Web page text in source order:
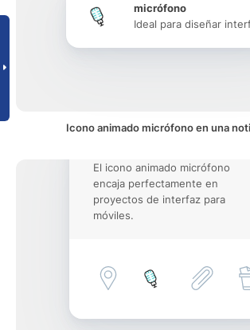
micrófono
Ideal para diseñar
Icono animado micrófono en una
El icono animado micrófono
encaja perfectamente en
proyectos de interfaz para
móviles.